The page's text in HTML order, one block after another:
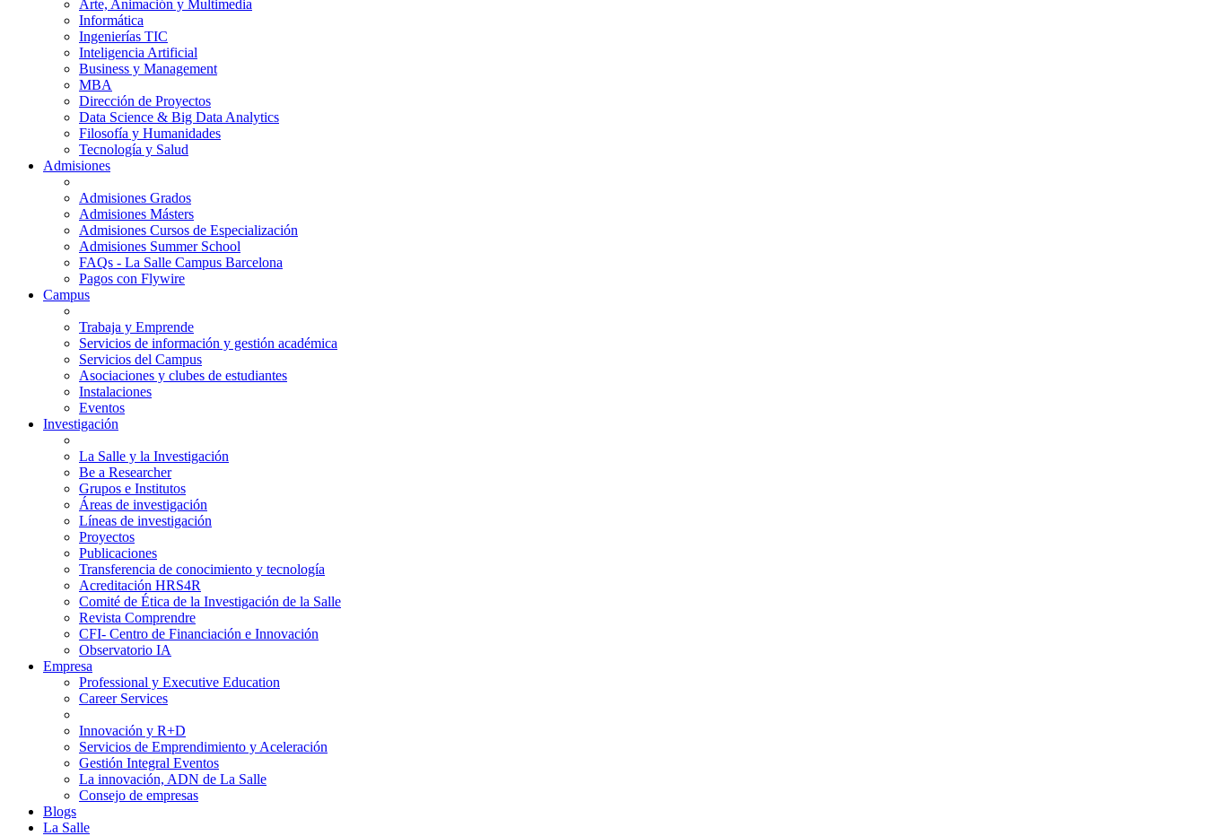
Arte, Animación y Multimedia
Informática
Ingenierías TIC
Inteligencia Artificial
Business y Management
MBA
Dirección de Proyectos
Data Science & Big Data Analytics
Filosofía y Humanidades
Tecnología y Salud
Admisiones
Admisiones Grados
Admisiones Másters
Admisiones Cursos de Especialización
Admisiones Summer School
FAQs - La Salle Campus Barcelona
Pagos con Flywire
Campus
Trabaja y Emprende
Servicios de información y gestión académica
Servicios del Campus
Asociaciones y clubes de estudiantes
Instalaciones
Eventos
Investigación
La Salle y la Investigación
Be a Researcher
Grupos e Institutos
Áreas de investigación
Líneas de investigación
Proyectos
Publicaciones
Transferencia de conocimiento y tecnología
Acreditación HRS4R
Comité de Ética de la Investigación de la Salle
Revista Comprendre
CFI- Centro de Financiación e Innovación
Observatorio IA
Empresa
Professional y Executive Education
Career Services
Innovación y R+D
Servicios de Emprendimiento y Aceleración
Gestión Integral Eventos
La innovación, ADN de La Salle
Consejo de empresas
Blogs
La Salle